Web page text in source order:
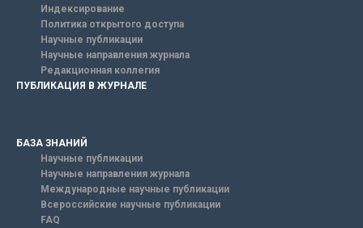
Индексирование
Политика открытого доступа
Научные публикации
Научные направления журнала
Редакционная коллегия
ПУБЛИКАЦИЯ В ЖУРНАЛЕ
БАЗА ЗНАНИЙ
Научные публикации
Научные направления журнала
Международные научные публикации
Всероссийские научные публикации
FAQ